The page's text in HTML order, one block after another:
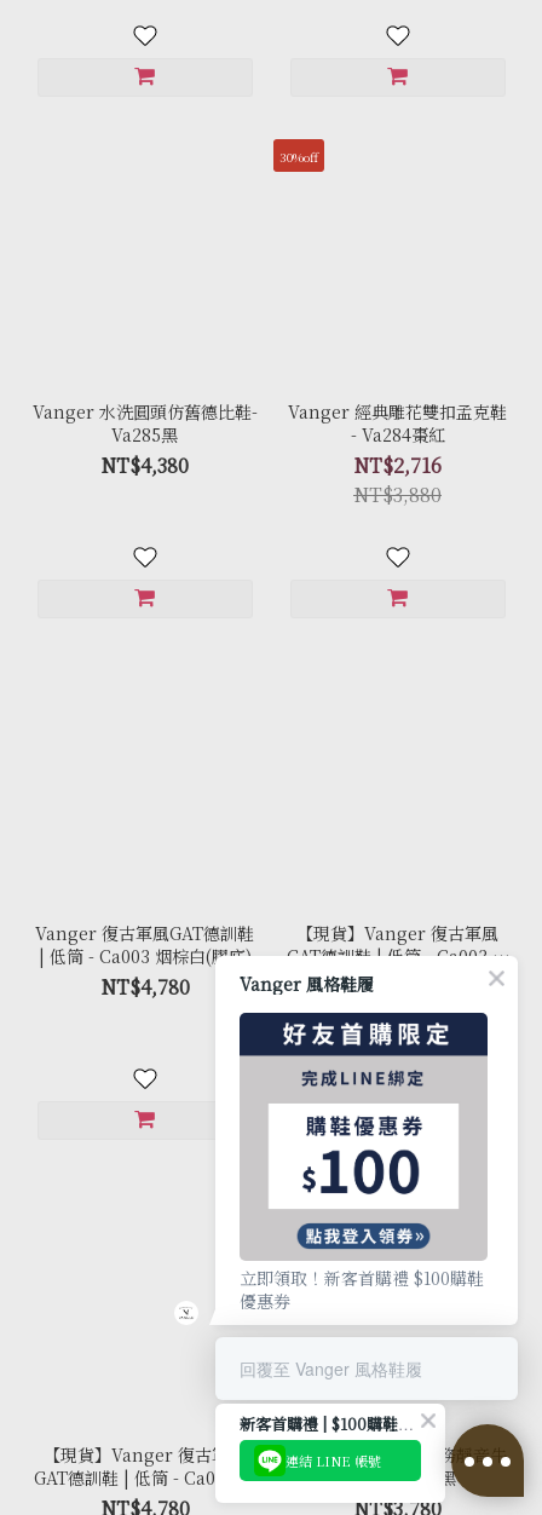
Vanger 水洗圓頭仿舊德比鞋-
Va285黑
NT$4,380
30%off
Vanger 經典雕花雙扣孟克鞋
- Va284棗紅
NT$2,716
NT$3,880
Vanger 復古軍風GAT德訓鞋
| 低筒 - Ca003 烟棕白(膠底)
NT$4,780
【現貨】Vanger 復古軍風
GAT德訓鞋 | 低筒 - Ca003 砂
岩白(膠底)
NT$4,780
【現貨】Vanger 復古軍風
GAT德訓鞋 | 低筒 - Ca003 砂
岩白(白底)
NT$4,780
【現貨】Vanger 商務靜音牛
津鞋 - Va220黑
NT$3,780
Vanger 風格鞋履
立即領取！新客首購禮 $100購鞋
優惠券
回覆至 Vanger 風格鞋履
新客首購禮 | $100購鞋優惠券
連結 LINE 帳號